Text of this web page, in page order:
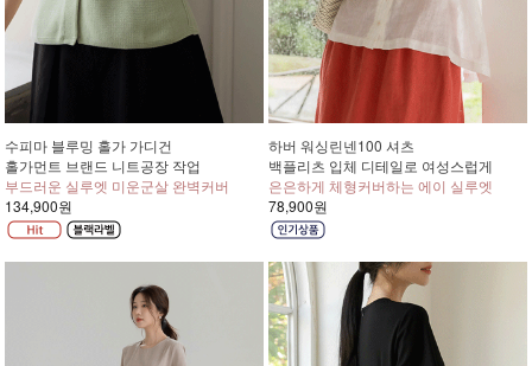
수피마 블루밍 홀가 가디건
홀가먼트 브랜드 니트공장 작업
부드러운 실루엣 미운군살 완벽커버
134,900원
하버 워싱린넨100 셔츠
백플리츠 입체 디테일로 여성스럽게
은은하게 체형커버하는 에이 실루엣
78,900원